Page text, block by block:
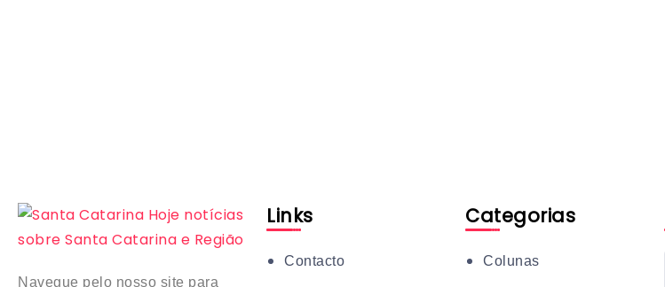
Navegue pelo nosso site para
Links
Contacto
Categorias
Colunas